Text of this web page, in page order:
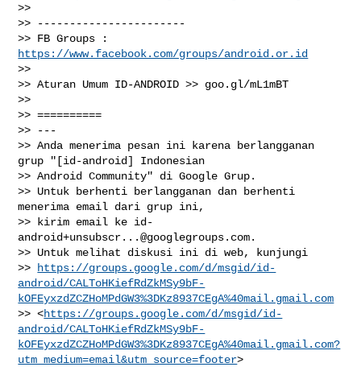
>>
>> -----------------------
https://www.facebook.com/groups/android.or.id
>>
>> Aturan Umum ID-ANDROID >> goo.gl/mL1mBT
>>
>> ==========
>> ---
>> Anda menerima pesan ini karena berlangganan
grup "[id-android] Indonesian
>> Android Community" di Google Grup.
>> Untuk berhenti berlangganan dan berhenti
menerima email dari grup ini,
>> kirim email ke id-
android+unsubscr...@googlegroups.com.
>> Untuk melihat diskusi ini di web, kunjungi
>>
https://groups.google.com/d/msgid/id-
android/CALToHKiefRdZkMSy9bF-
kOFEyxzdZCZHoMPdGW3%3DKz8937CEgA%40mail.gmail.com
>> <https://groups.google.com/d/msgid/id-
android/CALToHKiefRdZkMSy9bF-
kOFEyxzdZCZHoMPdGW3%3DKz8937CEgA%40mail.gmail.com?
utm_medium=email&utm_source=footer>